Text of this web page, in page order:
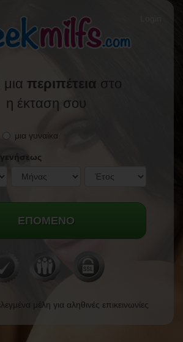
μια περιπέτεια στο
η έκταση σου
μια γυναίκα
ΕΠΌΜΕΝΟ
μέλη για αληθινές επικεινωνίες